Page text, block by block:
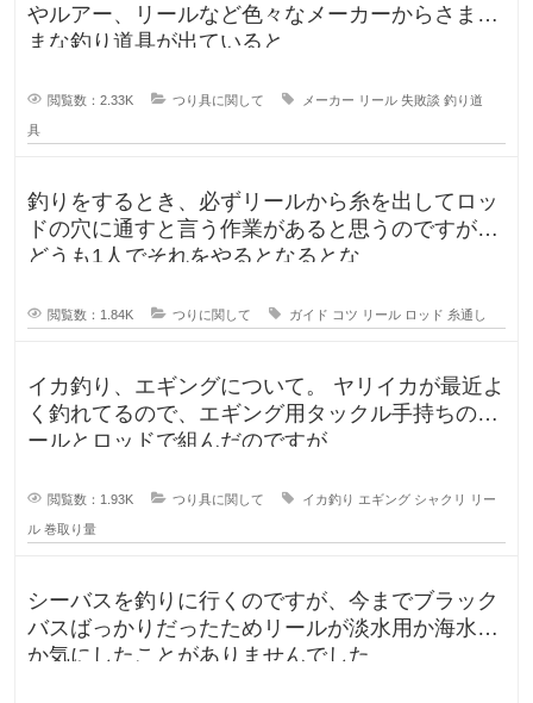
やルアー、リールなど色々なメーカーからさまざ
まな釣り道具が出ていると
閲覧数：2.33K つり具に関して メーカー リール 失敗談 釣り道
具
釣りをするとき、必ずリールから糸を出してロッ
ドの穴に通すと言う作業があると思うのですが、
どうも1人でそれをやるとなるとな
閲覧数：1.84K つりに関して ガイド コツ リール ロッド 糸通し
イカ釣り、エギングについて。 ヤリイカが最近よ
く釣れてるので、エギング用タックル手持ちのリ
ールとロッドで組んだのですが
閲覧数：1.93K つり具に関して イカ釣り エギング シャクリ リー
ル 巻取り量
シーバスを釣りに行くのですが、今までブラック
バスばっかりだったためリールが淡水用か海水用
か気にしたことがありませんでした